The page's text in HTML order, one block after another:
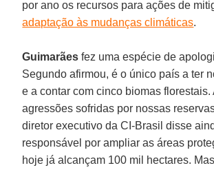
por ano os recursos para ações de
adaptação às mudanças climáticas.
Guimarães fez uma espécie de
Segundo afirmou, é o único país a ter
e a contar com cinco biomas florestais.
agressões sofridas por nossas
diretor executivo da CI-Brasil disse
responsável por ampliar as áreas
hoje já alcançam 100 mil hectares.